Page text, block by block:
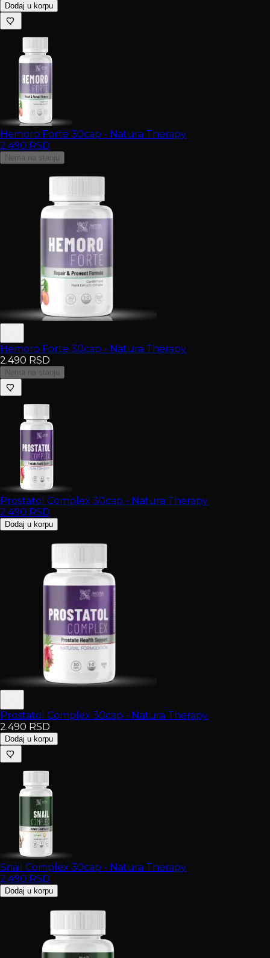
Dodaj u korpu
Hemoro Forte 30cap - Natura Therapy
2.490 RSD
Nema na stanju
Hemoro Forte 30cap - Natura Therapy
2.490 RSD
Nema na stanju
Prostatol Complex 30cap - Natura Therapy
2.490 RSD
Dodaj u korpu
Prostatol Complex 30cap - Natura Therapy
2.490 RSD
Dodaj u korpu
Snail Complex 30cap - Natura Therapy
2.490 RSD
Dodaj u korpu